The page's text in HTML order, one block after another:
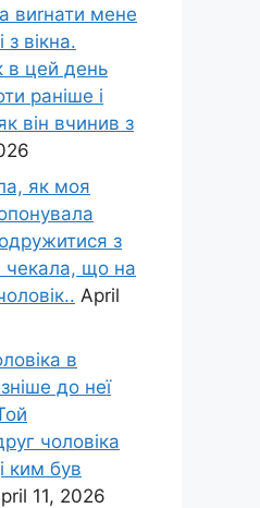
виrнати мене
з вікна.
в цей день
раніше і
він вчинив з
як моя
з
чекала, що на
April
в
до неї
чоловіка
ким був
11, 2026